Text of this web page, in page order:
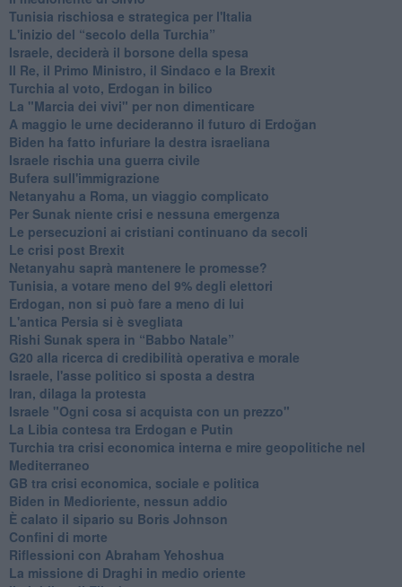
Tunisia rischiosa e strategica per l'Italia
L'inizio del “secolo della Turchia”
Israele, deciderà il borsone della spesa
Il Re, il Primo Ministro, il Sindaco e la Brexit
Turchia al voto, Erdogan in bilico
La "Marcia dei vivi" per non dimenticare
A maggio le urne decideranno il futuro di Erdoğan
Biden ha fatto infuriare la destra israeliana
Israele rischia una guerra civile
Bufera sull'immigrazione
Netanyahu a Roma, un viaggio complicato
Per Sunak niente crisi e nessuna emergenza
Le persecuzioni ai cristiani continuano da secoli
Le crisi post Brexit
Netanyahu saprà mantenere le promesse?
Tunisia, a votare meno del 9% degli elettori
Erdogan, non si può fare a meno di lui
L'antica Persia si è svegliata
Rishi Sunak spera in “Babbo Natale”
G20 alla ricerca di credibilità operativa e morale
Israele, l'asse politico si sposta a destra
Iran, dilaga la protesta
Israele "Ogni cosa si acquista con un prezzo"
La Libia contesa tra Erdogan e Putin
Turchia tra crisi economica interna e mire geopolitiche nel
Mediterraneo
GB tra crisi economica, sociale e politica
Biden in Medioriente, nessun addio
È calato il sipario su Boris Johnson
Confini di morte
Riflessioni con Abraham Yehoshua
La missione di Draghi in medio oriente